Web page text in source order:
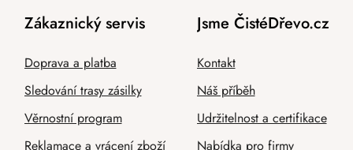
Zákaznický servis
Doprava a platba
Sledování trasy zásilky
Věrnostní program
Reklamace a vrácení zboží
Jsme ČistéDřevo.cz
Kontakt
Náš příběh
Udržitelnost a certifikace
Nabídka pro firmy